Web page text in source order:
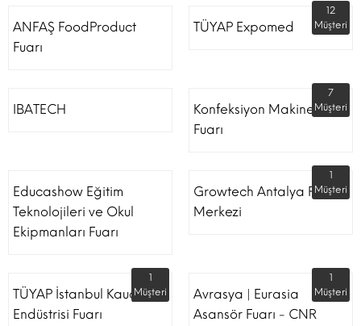
ANFAŞ FoodProduct
Fuarı
TÜYAP Expomed
12
Müşteri
IBATECH
Konfeksiyon Makinesi
Fuarı
7
Müşteri
Educashow Eğitim
Teknolojileri ve Okul
Ekipmanları Fuarı
Growtech Antalya Fuar
Merkezi
1
Müşteri
TÜYAP İstanbul Kauçuk
Endüstrisi Fuarı
1
Müşteri
Avrasya | Eurasia
Asansör Fuarı - CNR
1
Müşteri